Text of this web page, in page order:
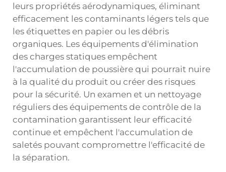
leurs propriétés aérodynamiques, éliminant
efficacement les contaminants légers tels que
les étiquettes en papier ou les débris
organiques. Les équipements d'élimination
des charges statiques empêchent
l'accumulation de poussière qui pourrait nuire
à la qualité du produit ou créer des risques
pour la sécurité. Un examen et un nettoyage
réguliers des équipements de contrôle de la
contamination garantissent leur efficacité
continue et empêchent l'accumulation de
saletés pouvant compromettre l'efficacité de
la séparation.